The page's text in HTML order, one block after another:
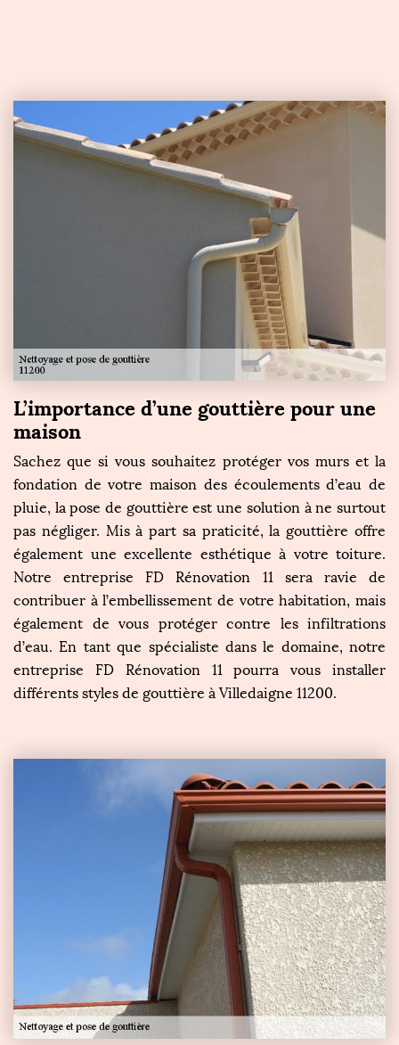
L’importance d’une gouttière pour une
maison
Sachez que si vous souhaitez protéger vos murs et la
fondation de votre maison des écoulements d’eau de
pluie, la pose de gouttière est une solution à ne surtout
pas négliger. Mis à part sa praticité, la gouttière offre
également une excellente esthétique à votre toiture.
Notre entreprise FD Rénovation 11 sera ravie de
contribuer à l’embellissement de votre habitation, mais
également de vous protéger contre les infiltrations
d’eau. En tant que spécialiste dans le domaine, notre
entreprise FD Rénovation 11 pourra vous installer
différents styles de gouttière à Villedaigne 11200.